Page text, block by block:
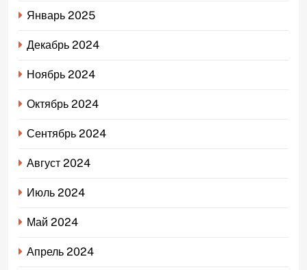
Январь 2025
Декабрь 2024
Ноябрь 2024
Октябрь 2024
Сентябрь 2024
Август 2024
Июль 2024
Май 2024
Апрель 2024